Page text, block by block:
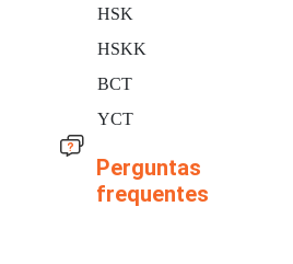
HSK
HSKK
BCT
YCT
Perguntas
frequentes